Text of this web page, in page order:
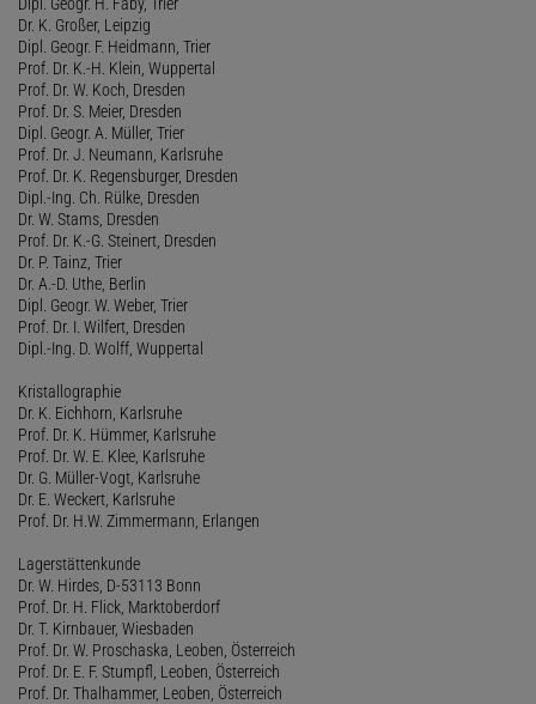
Dr. K. Großer, Leipzig
Dipl. Geogr. F. Heidmann, Trier
Prof. Dr. K.-H. Klein, Wuppertal
Prof. Dr. W. Koch, Dresden
Prof. Dr. S. Meier, Dresden
Dipl. Geogr. A. Müller, Trier
Prof. Dr. J. Neumann, Karlsruhe
Prof. Dr. K. Regensburger, Dresden
Dipl.-Ing. Ch. Rülke, Dresden
Dr. W. Stams, Dresden
Prof. Dr. K.-G. Steinert, Dresden
Dr. P. Tainz, Trier
Dr. A.-D. Uthe, Berlin
Dipl. Geogr. W. Weber, Trier
Prof. Dr. I. Wilfert, Dresden
Dipl.-Ing. D. Wolff, Wuppertal
Kristallographie
Dr. K. Eichhorn, Karlsruhe
Prof. Dr. K. Hümmer, Karlsruhe
Prof. Dr. W. E. Klee, Karlsruhe
Dr. G. Müller-Vogt, Karlsruhe
Dr. E. Weckert, Karlsruhe
Prof. Dr. H.W. Zimmermann, Erlangen
Lagerstättenkunde
Dr. W. Hirdes, D-53113 Bonn
Prof. Dr. H. Flick, Marktoberdorf
Dr. T. Kirnbauer, Wiesbaden
Prof. Dr. W. Proschaska, Leoben, Österreich
Prof. Dr. E. F. Stumpfl, Leoben, Österreich
Prof. Dr. Thalhammer, Leoben, Österreich